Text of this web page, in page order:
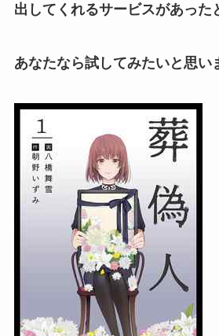
出してくれるサービスがあった
あなたなら試してみたいと思い